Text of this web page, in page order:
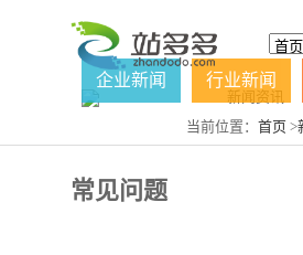
企业新闻 行业新闻
当前位置： 首页 >
常见问题